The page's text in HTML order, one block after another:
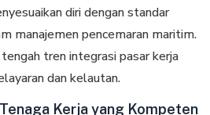
diri dengan standar
manajemen pencemaran maritim.
tren integrasi pasar kerja
dan kelautan.
Kerja yang Kompeten